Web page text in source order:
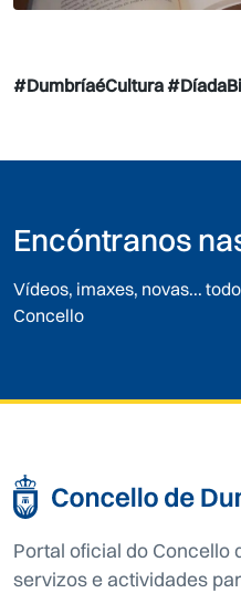
#DumbríaéCultura
Encóntranos
Vídeos, imaxes, novas...
Concello
Portal oficial do Concello
servizos e actividades